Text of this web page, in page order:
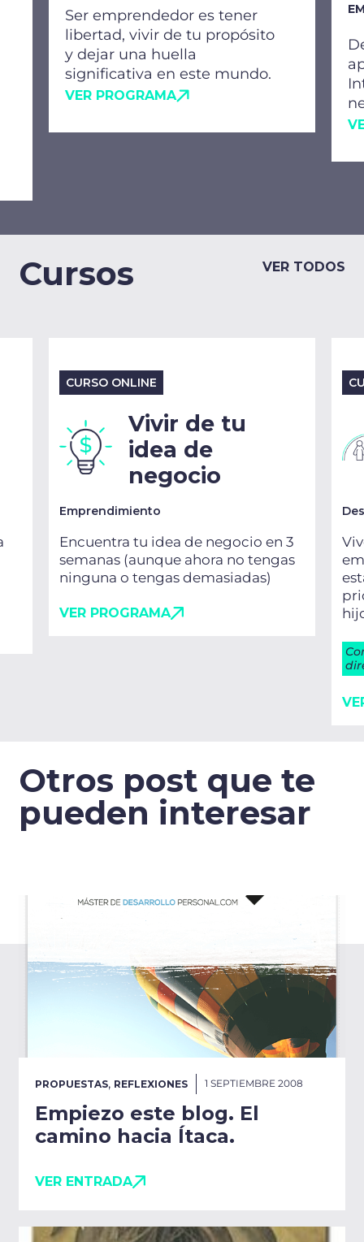
Ser emprendedor es tener
libertad, vivir de tu propósito
y dejar una huella
significativa en este mundo.
VER PROGRAMA
Cursos VER TODOS
CURSO ONLINE
Vivir de tu
idea de
negocio
Emprendimiento
Encuentra tu idea de negocio en 3
semanas (aunque ahora no tengas
ninguna o tengas demasiadas)
VER PROGRAMA
Otros post que te
pueden interesar
PROPUESTAS, REFLEXIONES 1 SEPTIEMBRE 2008
Empiezo este blog. El
camino hacia Ítaca.
VER ENTRADA